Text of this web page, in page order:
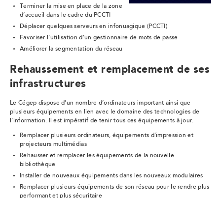
Terminer la mise en place de la zone
d’accueil dans le cadre du PCCTI
Déplacer quelques serveurs en infonuagique (PCCTI)
Favoriser l’utilisation d’un gestionnaire de mots de passe
Améliorer la segmentation du réseau
Rehaussement et remplacement de ses
infrastructures
Le Cégep dispose d’un nombre d’ordinateurs important ainsi que
plusieurs équipements en lien avec le domaine des technologies de
l’information. Il est impératif de tenir tous ces équipements à jour.
Remplacer plusieurs ordinateurs, équipements d’impression et
projecteurs multimédias
Rehausser et remplacer les équipements de la nouvelle
bibliothèque
Installer de nouveaux équipements dans les nouveaux modulaires
Remplacer plusieurs équipements de son réseau pour le rendre plus
performant et plus sécuritaire